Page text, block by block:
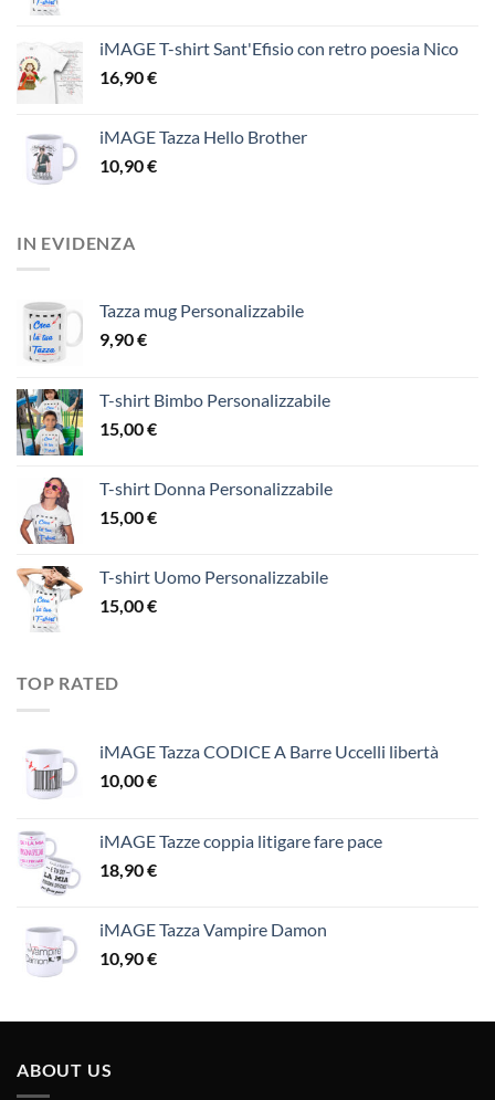
iMAGE T-shirt Sant'Efisio con retro poesia Nico
16,90€
iMAGE Tazza Hello Brother
10,90€
IN EVIDENZA
Tazza mug Personalizzabile
9,90€
T-shirt Bimbo Personalizzabile
15,00€
T-shirt Donna Personalizzabile
15,00€
T-shirt Uomo Personalizzabile
15,00€
TOP RATED
iMAGE Tazza CODICE A Barre Uccelli libertà
10,00€
iMAGE Tazze coppia litigare fare pace
18,90€
iMAGE Tazza Vampire Damon
10,90€
ABOUT US